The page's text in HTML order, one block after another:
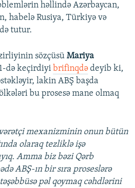
həllində Azərbaycan,
habelə Rusiya, Türkiyə və
tutur.
sözçüsü Mariya
də keçirdiyi brifinqdə deyib ki,
lakin ABŞ başda
bu prosesə mane olmaq
mexanizminin onun bütün
olaraq tezliklə işə
Amma biz bəzi Qərb
ABŞ-ın bir sıra proseslərə
pəl qoymaq cəhdlərini